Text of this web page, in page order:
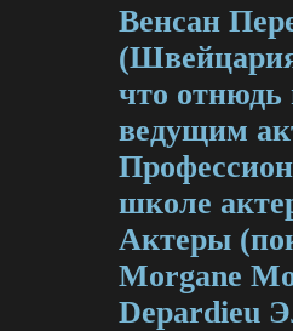
Венсан
что отнюдь
ведущим
школе
Актеры
Morgane
Depardieu